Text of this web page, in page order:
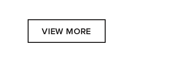
VIEW MORE